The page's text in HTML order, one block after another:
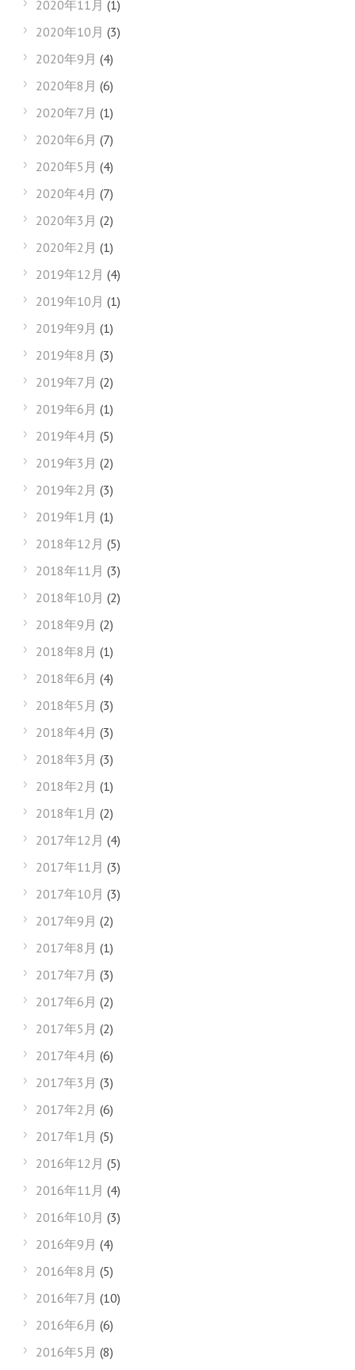
2020年11月 (1)
2020年10月 (3)
2020年9月 (4)
2020年8月 (6)
2020年7月 (1)
2020年6月 (7)
2020年5月 (4)
2020年4月 (7)
2020年3月 (2)
2020年2月 (1)
2019年12月 (4)
2019年10月 (1)
2019年9月 (1)
2019年8月 (3)
2019年7月 (2)
2019年6月 (1)
2019年4月 (5)
2019年3月 (2)
2019年2月 (3)
2019年1月 (1)
2018年12月 (5)
2018年11月 (3)
2018年10月 (2)
2018年9月 (2)
2018年8月 (1)
2018年6月 (4)
2018年5月 (3)
2018年4月 (3)
2018年3月 (3)
2018年2月 (1)
2018年1月 (2)
2017年12月 (4)
2017年11月 (3)
2017年10月 (3)
2017年9月 (2)
2017年8月 (1)
2017年7月 (3)
2017年6月 (2)
2017年5月 (2)
2017年4月 (6)
2017年3月 (3)
2017年2月 (6)
2017年1月 (5)
2016年12月 (5)
2016年11月 (4)
2016年10月 (3)
2016年9月 (4)
2016年8月 (5)
2016年7月 (10)
2016年6月 (6)
2016年5月 (8)